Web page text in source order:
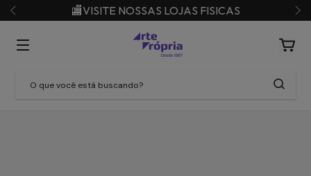
🏬VISITE NOSSAS LOJAS FISICAS